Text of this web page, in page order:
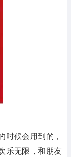
时候会用到的，
乐无限，和朋友